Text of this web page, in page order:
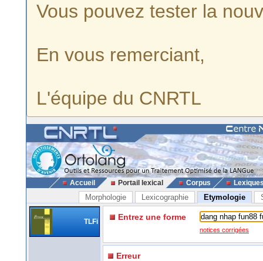
Vous pouvez tester la
En vous remerciant,
L'équipe du CNRTL
Accueil Portail lexical Corpus
Morphologie Lexicographie Etymologie
TLFi Entrez une forme
notices corrigées
Erreur